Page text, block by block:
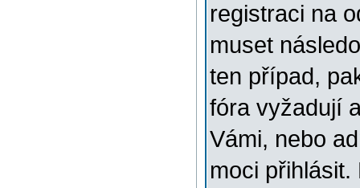
registraci na
muset
ten případ,
fóra vyžadují
Vámi, nebo
moci